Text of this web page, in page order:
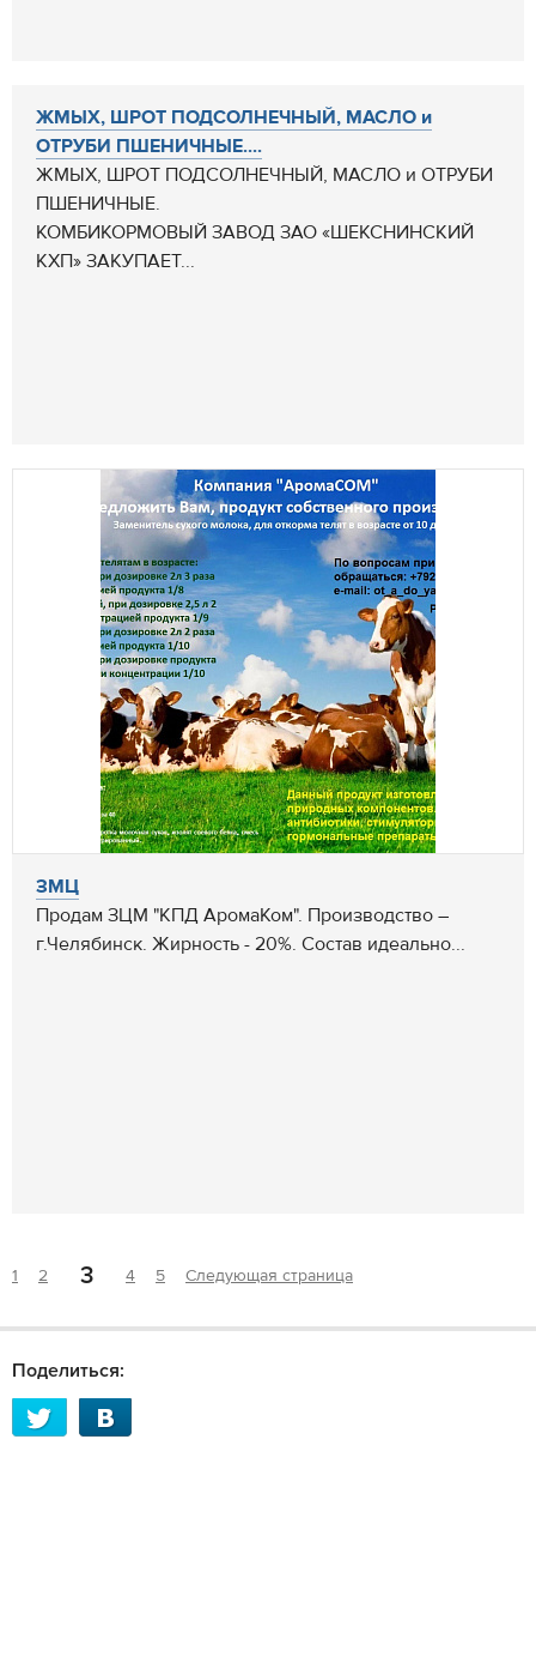
ЖМЫХ, ШРОТ ПОДСОЛНЕЧНЫЙ, МАСЛО и
ОТРУБИ ПШЕНИЧНЫЕ....
ЖМЫХ, ШРОТ ПОДСОЛНЕЧНЫЙ, МАСЛО и ОТРУБИ
ПШЕНИЧНЫЕ.
КОМБИКОРМОВЫЙ ЗАВОД ЗАО «ШЕКСНИНСКИЙ
КХП» ЗАКУПАЕТ...
ЗМЦ
Продам ЗЦМ "КПД АромаКом". Производство –
г.Челябинск. Жирность - 20%. Состав идеально...
1 2 3 4 5 Следующая страница
Поделиться: